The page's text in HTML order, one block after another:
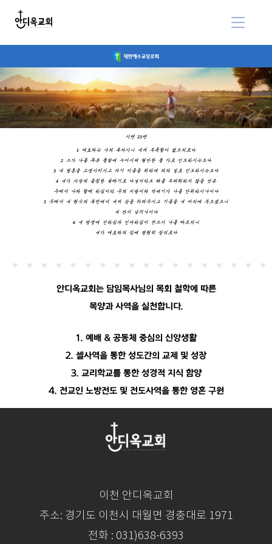
시편 23편
1 여호와는 나의 목자시니 내게 부족함이 없으리로다
2 그가 나를 푸른 풀밭에 누이시며 쉴만한 물 가로 인도하시는도다
3 내 영혼을 소생시키시고 자기 이름을 위하여 의의 길로 인도하시는도다
4 내가 사망의 음침한 골짜기로 다닐지라도 해를 두려워하지 않을 것은
주께서 나와 함께 하심이라 주의 지팡이와 막대기가 나를 안위하시나이다
5 주께서 내 원수의 목전에서 내게 상을 차려주시고 기름을 내 머리에 부으셨으니
내 잔이 넘치나이다
6 내 평생에 선하심과 인자하심이 반드시 나를 따르리니
내가 여호와의 집에 영원히 살리로다
안디옥교회는 담임목사님의 목회 철학에 따른
목양과 사역을 실천합니다.
1. 예배 & 공동체 중심의 신앙생활
2. 셀사역을 통한 성도간의 교제 및 성장
3. 교리학교를 통한 성경적 지식 함양
4. 전교인 노방전도 및 전도사역을 통한 영혼 구원
이천 안디옥교회
주소: 경기도 이천시 대월면 경충대로 1971
전화 : 031)638-6393